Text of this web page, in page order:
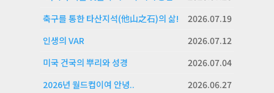
축구를 통한 타산지석(他山之石)의 삶!
2026.07.19
인생의 VAR
2026.07.12
미국 건국의 뿌리와 성경
2026.07.04
2026년 월드컵이여 안녕..
2026.06.27